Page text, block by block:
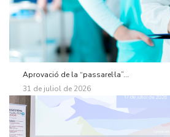
Aprovació de la “passarel·la”...
31 de juliol de 2026